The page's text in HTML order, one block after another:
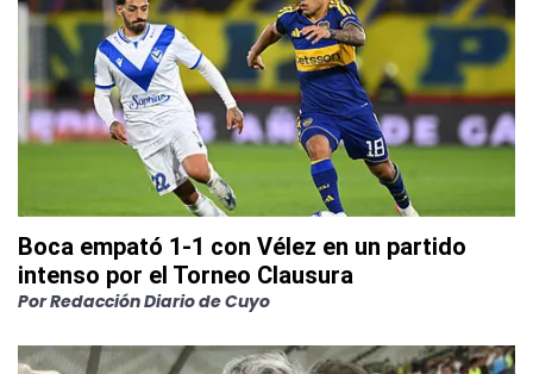
Boca empató 1-1 con Vélez en un partido
intenso por el Torneo Clausura
PorRedacción Diario de Cuyo